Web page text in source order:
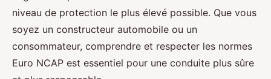
niveau de protection le plus élevé possible. Que vous
soyez un constructeur automobile ou un
consommateur, comprendre et respecter les normes
Euro NCAP est essentiel pour une conduite plus sûre